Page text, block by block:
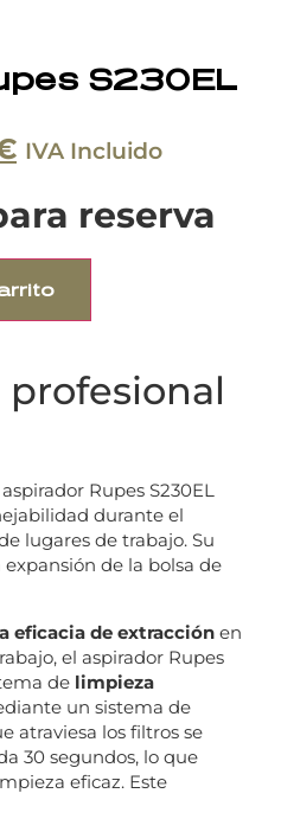
S230EL
IVA Incluido
reserva
profesional
Rupes S230EL
durante el
lugares de trabajo. Su
de la bolsa de
eficacia de extracción en
el aspirador Rupes
de limpieza
un sistema de
atraviesa los filtros se
30 segundos, lo que
eficaz. Este